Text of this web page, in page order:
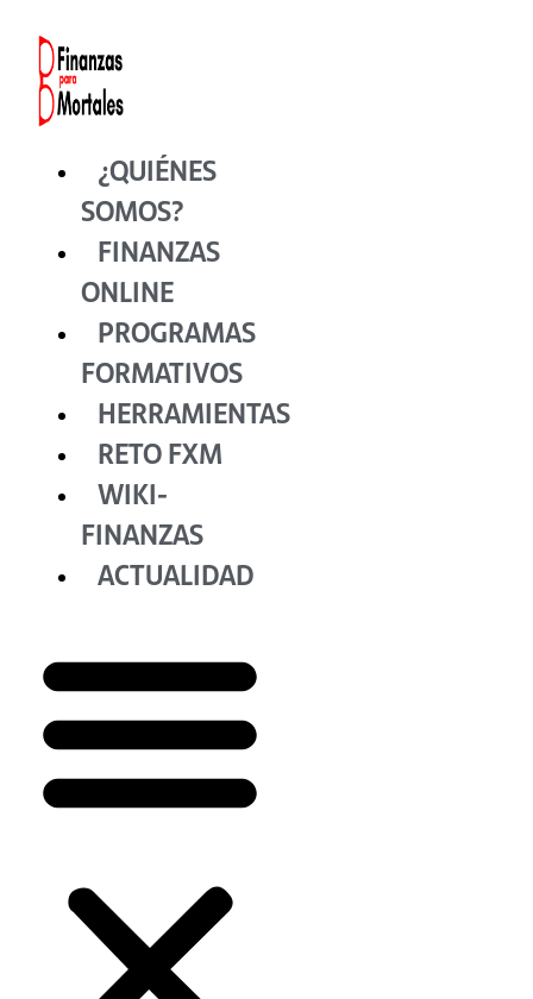
contenido
¿QUIÉNES
SOMOS?
FINANZAS
ONLINE
PROGRAMAS
FORMATIVOS
HERRAMIENTAS
RETO FXM
WIKI-
FINANZAS
ACTUALIDAD